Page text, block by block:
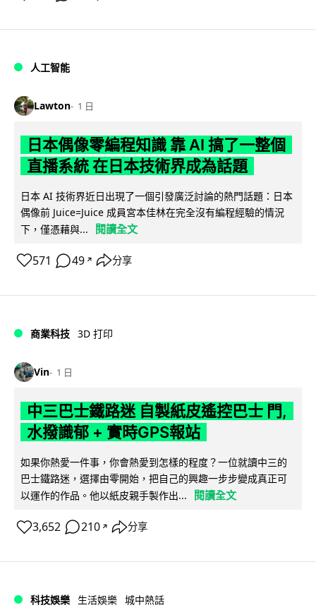
人工智能
Lawton 1 日
日本偶像零編程知識 靠 AI 搞了一整個
直播系統 在日本技術界成為話題
日本 AI 技術界近日出現了一個引發廣泛討論的熱門話題：日本
偶像前 Juice=Juice 成員宮本佳林在完全沒有編程經驗的情況
下，僅憑藉與...
閱讀全文
571 49 ↗ 分享
商業科技 3D 打印
Vin 1 日
中三巴士鐵路迷 自製紙皮遙控巴士 門,
水撥識郁 + 實時GPS報站
如果你熱愛一件事，你會熱愛到怎樣的程度？一位就讀中三的
巴士鐵路迷，選擇由零開始，把自己的興趣一步步變成真正可
以運作的作品。他以紙皮親手製作出...
閱讀全文
3,652 210 ↗ 分享
科技娛樂 生活娛樂 城中熱話